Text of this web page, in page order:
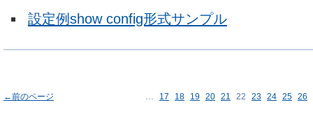
設定例show config形式サンプル
←前のページ … 17 18 19 20 21 22 23 24 25 26